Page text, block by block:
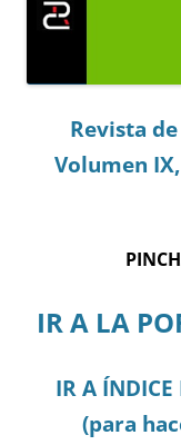
Revista
Volumen
IR A LA
IR A ÍNDICE
(para